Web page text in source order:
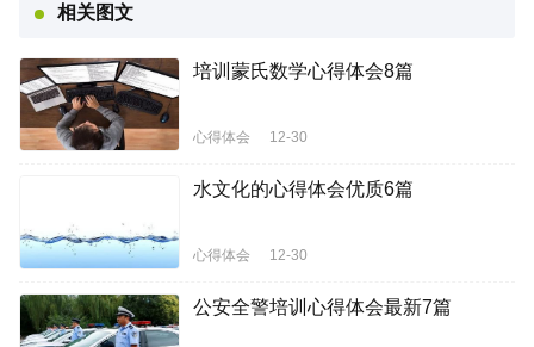
相关图文
培训蒙氏数学心得体会8篇
心得体会 12-30
水文化的心得体会优质6篇
心得体会 12-30
公安全警培训心得体会最新7篇